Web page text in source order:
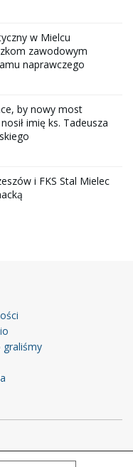
w Mielcu
zawodowym
naprawczego
by nowy most
imię ks. Tadeusza
i FKS Stal Mielec
graliśmy